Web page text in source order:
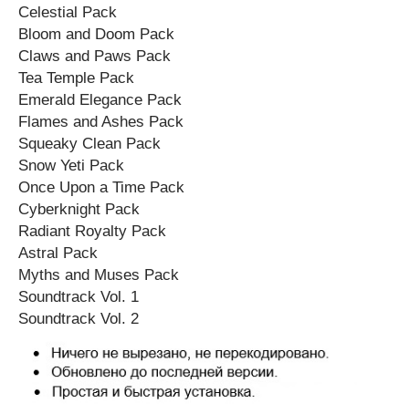
Celestial Pack
Bloom and Doom Pack
Claws and Paws Pack
Tea Temple Pack
Emerald Elegance Pack
Flames and Ashes Pack
Squeaky Clean Pack
Snow Yeti Pack
Once Upon a Time Pack
Cyberknight Pack
Radiant Royalty Pack
Astral Pack
Myths and Muses Pack
Soundtrack Vol. 1
Soundtrack Vol. 2